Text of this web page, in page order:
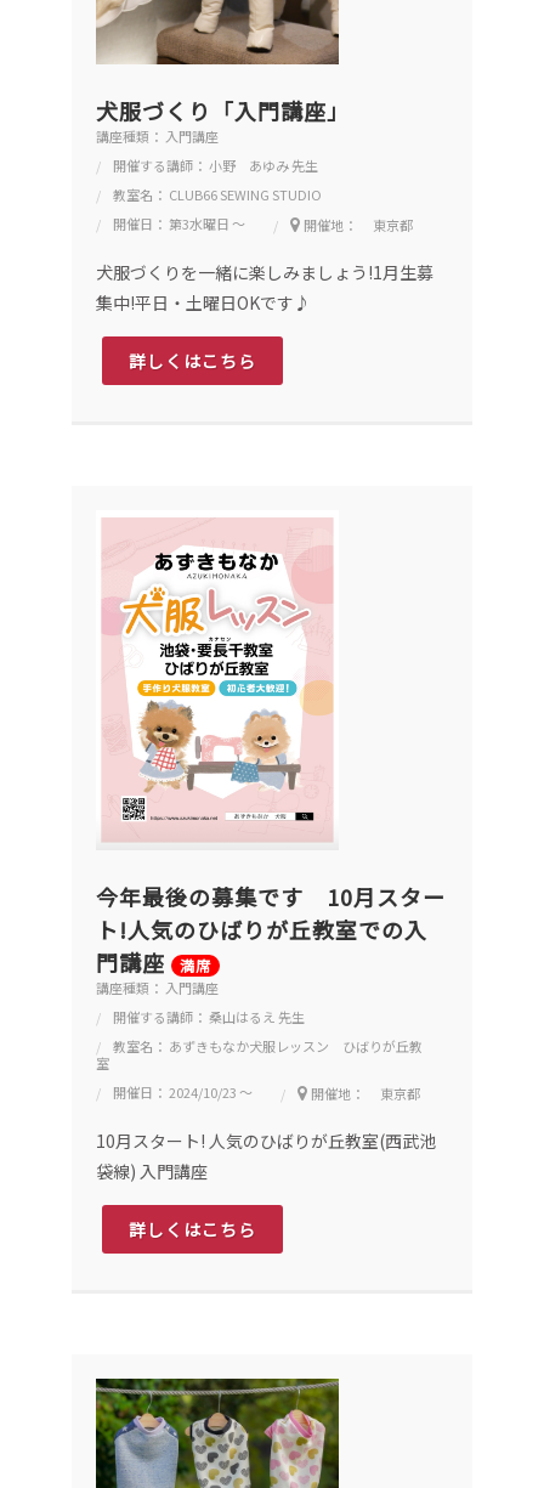
犬服づくり「入門講座」
講座種類： 入門講座
開催する講師： 小野 あゆみ 先生
教室名： CLUB66 SEWING STUDIO
開催日： 第3水曜日 ～
開催地： 東京都
犬服づくりを一緒に楽しみましょう!1月生募
集中!平日・土曜日OKです♪
詳しくはこちら
今年最後の募集です 10月スター
ト!人気のひばりが丘教室での入
門講座
満席
講座種類： 入門講座
開催する講師： 桑山はるえ 先生
教室名： あずきもなか犬服レッスン ひばりが丘教
室
開催日： 2024/10/23 ～
開催地： 東京都
10月スタート! 人気のひばりが丘教室(西武池
袋線) 入門講座
詳しくはこちら